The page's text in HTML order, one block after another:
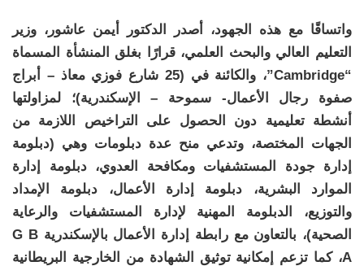
واتساقًا مع هذه الجهود، أصدر الدكتور أيمن عاشور، وزير
التعليم العالي والبحث العلمي، قرارًا بغلق المنشأة المسماة
“Cambridge”، والكائنة في (25 شارع فوزي معاذ – أبراج
صفوة رجال الأعمال- سموحة – الإسكندرية)؛ لمزاولتها
أنشطة تعليمية دون الحصول على التراخيص اللازمة من
الجهات المختصة، وتدعي منح عدة دبلومات وهي (دبلومة
إدارة جودة المستشفيات ومكافحة العدوي، دبلومة إدارة
الموارد البشرية، دبلومة إدارة الأعمال، دبلومة الإمداد
والتوزيع، الدبلومة المهنية لإدارة المستشفيات والرعاية
الصحية)، بالتعاون مع رابطة إدارة الأعمال بالإسكندرية G B
A، كما تزعم إمكانية توثيق الشهادة من الخارجية البريطانية